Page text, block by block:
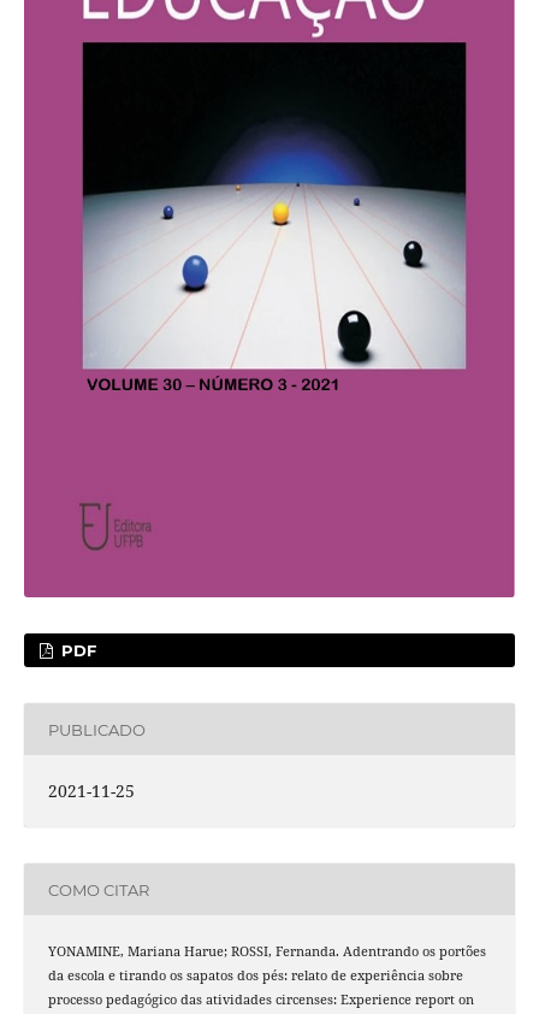
PDF
PUBLICADO
2021-11-25
COMO CITAR
YONAMINE, Mariana Harue; ROSSI, Fernanda. Adentrando os portões
da escola e tirando os sapatos dos pés: relato de experiência sobre
processo pedagógico das atividades circenses: Experience report on